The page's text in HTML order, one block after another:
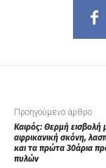
Προηγούμενο άρθρο
Kαιρός: Θερμή εισβολή
αφρικανική σκόνη,
και τα πρώτα 30άρια
πυλών